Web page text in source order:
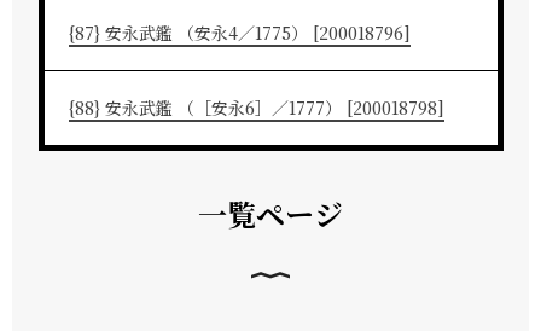
{87} 安永武鑑 （安永4／1775） [200018796]
{88} 安永武鑑 （［安永6］／1777） [200018798]
一覧ページ